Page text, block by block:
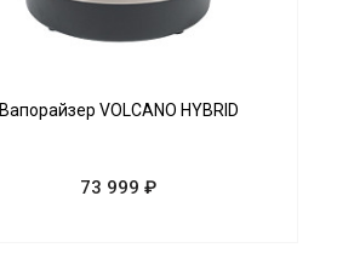
Вапорайзер VOLCANO HYBRID
73 999 ₽